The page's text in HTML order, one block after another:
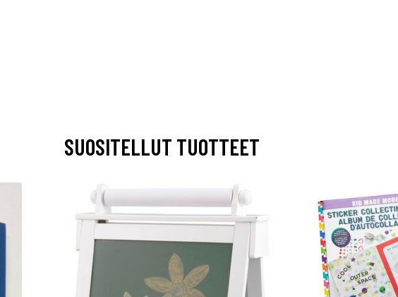
SUOSITELLUT TUOTTEET